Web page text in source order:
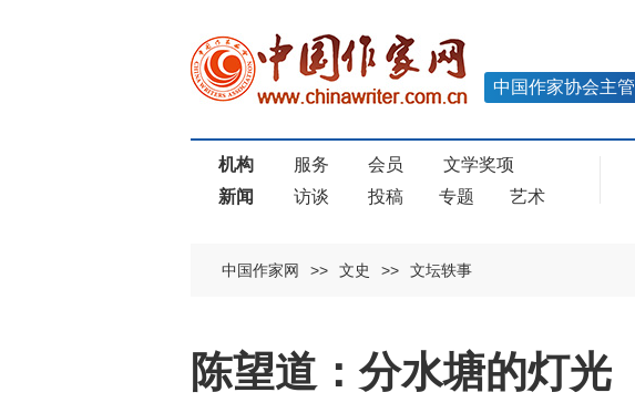
中国作家协会主管
机构 服务 会员
文学奖项
新闻
访谈 投稿 专题 艺术
中国作家网 >> 文史 >> 文坛轶事
陈望道：分水塘的灯光